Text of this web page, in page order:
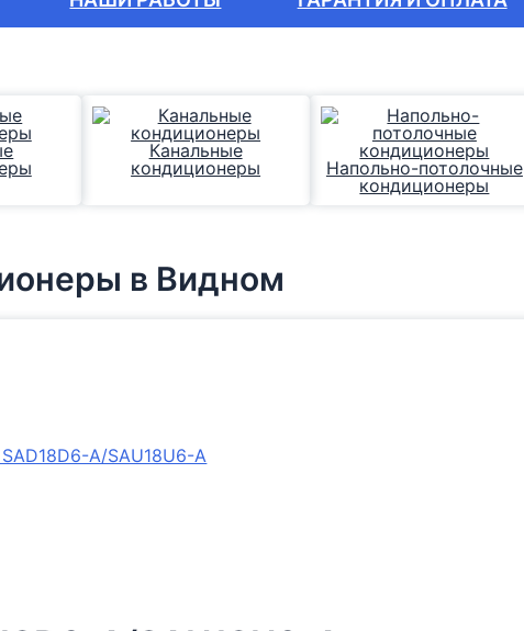
Канальные
кондиционеры
Напольно-потолочные
кондиционеры
в Видном